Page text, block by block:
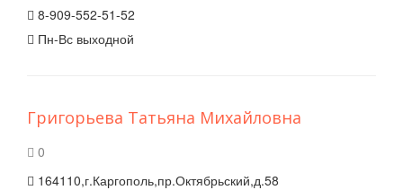
8-909-552-51-52
Пн-Вс выходной
Григорьева Татьяна Михайловна
0
164110,г.Каргополь,пр.Октябрьский,д.58